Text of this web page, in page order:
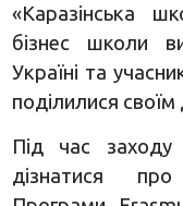
«Каразінська
бізнес школи
Україні та
поділилися
Під час заходу
дізнатися про